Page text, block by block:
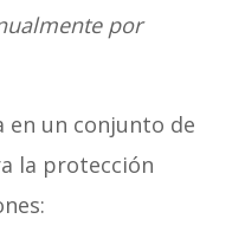
por
en un conjunto de
la protección